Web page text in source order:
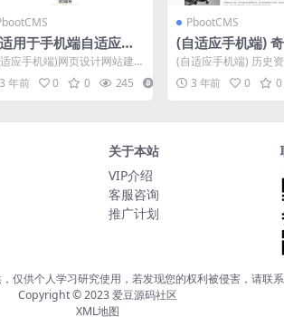
适用于手机端自适应）I
络公司网站源码 基于p
的网页设计与建
板
应手机端)网页设计网站建
pbootcms模板 IT网络公司
源码下载...
3 年前 0 0 245
PbootCMS
(自适应手机端)
网站源码 历史资
otCMS网站模板
(自适应手机端) 历史
模板 奇闻异事网站源
otCMS内核...
3 年前 0 0
关于本站
VIP介绍
客服咨询
推广计划
仅供个人学习研究使用，若发现您的权利被侵害，请联
Copyright © 2023爱豆源码社区
XML地图